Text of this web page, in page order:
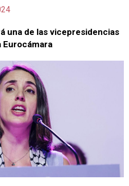
una de las vicepresidencias
Eurocámara